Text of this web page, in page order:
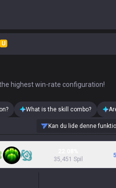
U
highest win-rate configuration!
What is the skill combo?
Kan du lide denne
35,451 Spil